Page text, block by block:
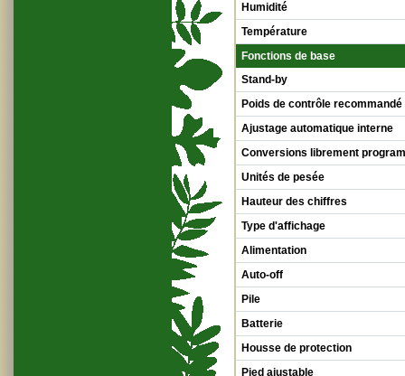
Humidité
Température
Fonctions de base
Stand-by
Poids de contrôle recommandé
Ajustage automatique interne
Conversions librement
Unités de pesée
Hauteur des chiffres
Type d'affichage
Alimentation
Auto-off
Pile
Batterie
Housse de protection
Pied ajustable